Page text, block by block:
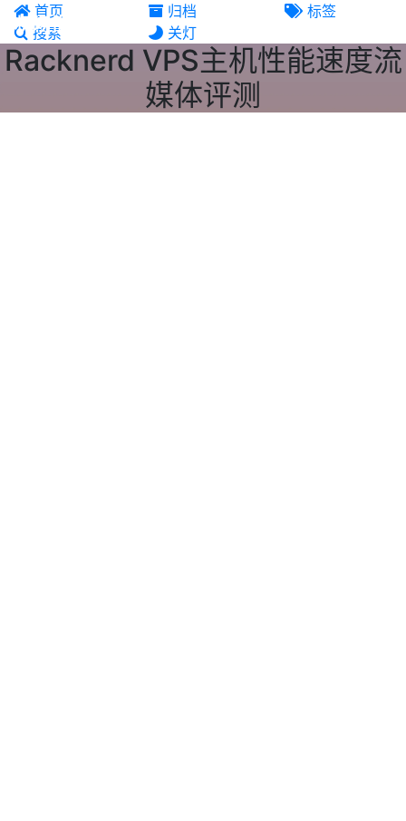
机场推荐
首页 归档
标签
搜索
关灯
Racknerd VPS主机性能速度流
媒体评测